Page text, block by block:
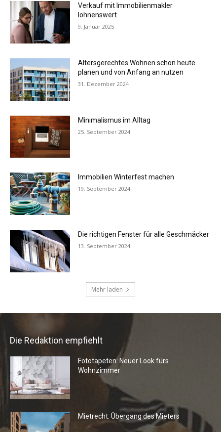
Die Redaktion empfiehlt
Fototapeten: Neuer Look fürs
Wohnzimmer
Mietrecht: Übergang des Mieters